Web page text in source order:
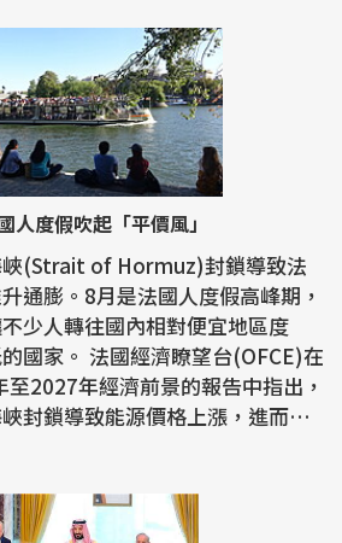
人度假吹起「平價風」
峽(Strait of Hormuz)封鎖導致法
通膨。8月是法國人度假高峰期，
少人轉往國內相對便宜地區度
瞭望台(OFCE)在
2027年經濟前景的報告中指出，
封鎖導致能源價格上漲，進而推